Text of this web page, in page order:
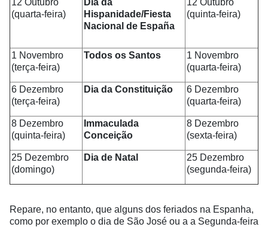
12 Outubro
(quarta-feira)
Dia da
Hispanidade/Fiesta
Nacional de España
12 Outubro
(quinta-feira)
1 Novembro
(terça-feira)
Todos os Santos
1 Novembro
(quarta-feira)
6 Dezembro
(terça-feira)
Dia da Constituição
6 Dezembro
(quarta-feira)
8 Dezembro
(quinta-feira)
Immaculada
Conceição
8 Dezembro
(sexta-feira)
25 Dezembro
(domingo)
Dia de Natal
25 Dezembro
(segunda-feira)
Repare, no entanto, que alguns dos feriados na Espanha,
como por exemplo o dia de São José ou a a Segunda-feira